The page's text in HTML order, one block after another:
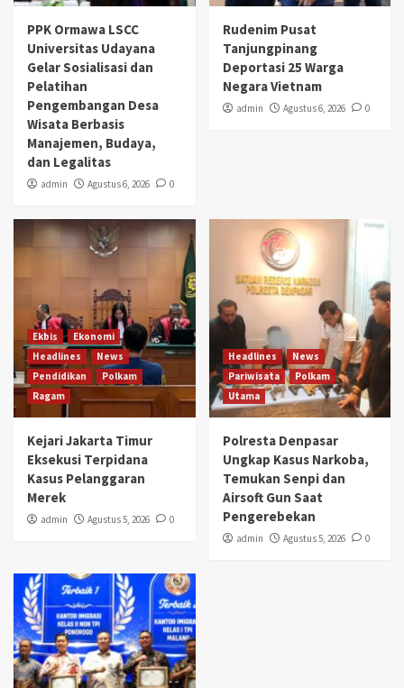
PPK Ormawa LSCC
Universitas Udayana
Gelar Sosialisasi dan
Pelatihan
Pengembangan Desa
Wisata Berbasis
Manajemen, Budaya,
dan Legalitas
admin Agustus 6, 2026 0
Rudenim Pusat
Tanjungpinang
Deportasi 25 Warga
Negara Vietnam
admin Agustus 6, 2026 0
Ekbis
Ekonomi
Headlines
News
Pendidikan
Polkam
Ragam
Kejari Jakarta Timur
Eksekusi Terpidana
Kasus Pelanggaran
Merek
admin Agustus 5, 2026 0
Headlines
News
Pariwisata
Polkam
Utama
Polresta Denpasar
Ungkap Kasus Narkoba,
Temukan Senpi dan
Airsoft Gun Saat
Pengerebekan
admin Agustus 5, 2026 0